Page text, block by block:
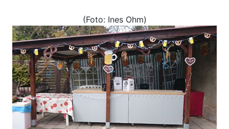
(Foto: Ines Ohm)